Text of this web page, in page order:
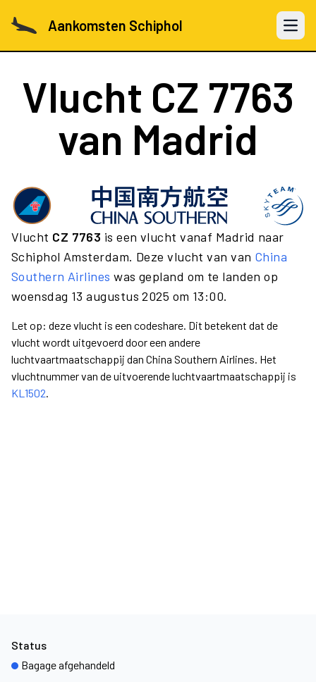
Aankomsten Schiphol Open
Vlucht CZ 7763
van Madrid
Vlucht CZ 7763 is een vlucht vanaf Madrid naar
Schiphol Amsterdam. Deze vlucht van van China
Southern Airlines was gepland om te landen op
woensdag 13 augustus 2025 om 13:00.
Let op: deze vlucht is een codeshare. Dit betekent dat de
vlucht wordt uitgevoerd door een andere
luchtvaartmaatschappij dan China Southern Airlines. Het
vluchtnummer van de uitvoerende luchtvaartmaatschappij is
KL1502.
Status
Bagage afgehandeld